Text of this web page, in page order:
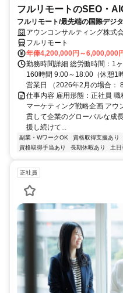
フルリモートのSEO・
フルリモート/最先端の国際デジ
アウンコンサルティング株式
フルリモート
年俸4,200,000円～6,000,000
勤務時間詳細 総労働時間：1
160時間 9:00～18:00（休憩1
営業日 （2026年2月の場合：
仕事内容 雇用形態：正社員 職
マーケティング戦略企画 アウ
貫して企業のグローバルな成
援し続けて...
副業・WワークOK 資格取得支援あり
資格取得手当あり
長期休暇あり 土日
正社員